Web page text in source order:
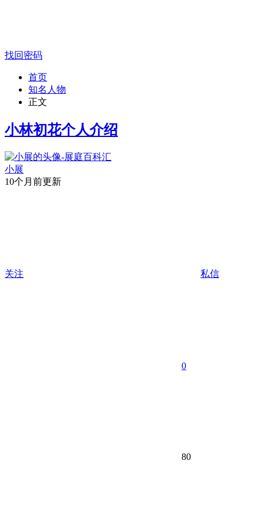
找回密码
首页
知名人物
正文
小林初花个人介绍
小展
10个月前更新
关注 私信
0
80